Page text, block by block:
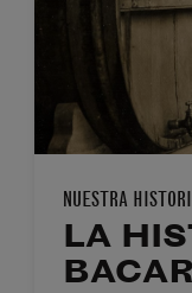
NUESTRA
LA